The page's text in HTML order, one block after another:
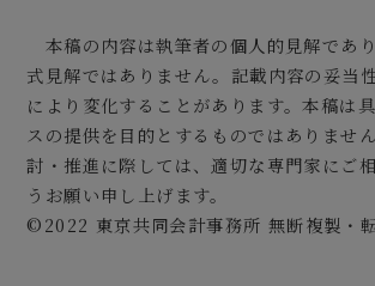
本稿の内容は執筆者の個人的見解であ
式見解ではありません。記載内容の妥当
により変化することがあります。本稿は
スの提供を目的とするものではありませ
討・推進に際しては、適切な専門家にご
うお願い申し上げます。
©2022 東京共同会計事務所 無断複製・転